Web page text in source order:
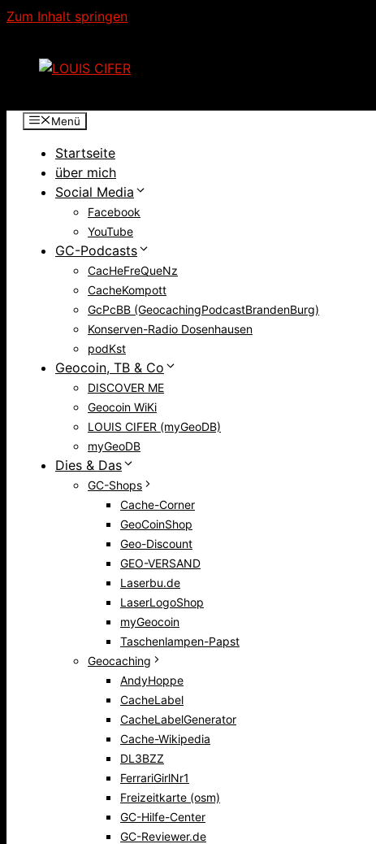
Zum Inhalt springen
Menü
Startseite
über mich
Social Media
Facebook
YouTube
GC-Podcasts
CacHeFreQueNz
CacheKompott
GcPcBB (GeocachingPodcastBrandenBurg)
Konserven-Radio Dosenhausen
podKst
Geocoin, TB & Co
DISCOVER ME
Geocoin WiKi
LOUIS CIFER (myGeoDB)
myGeoDB
Dies & Das
GC-Shops
Cache-Corner
GeoCoinShop
Geo-Discount
GEO-VERSAND
Laserbu.de
LaserLogoShop
myGeocoin
Taschenlampen-Papst
Geocaching
AndyHoppe
CacheLabel
CacheLabelGenerator
Cache-Wikipedia
DL3BZZ
FerrariGirlNr1
Freizeitkarte (osm)
GC-Hilfe-Center
GC-Reviewer.de